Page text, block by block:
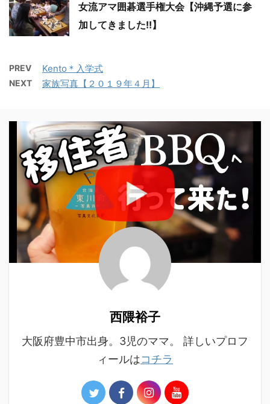
女流アマ囲碁選手権大会【沖縄予選に参
加してきました!!】
PREV Kento＊入学式
NEXT 家族写真【２０１９年４月】
西隈裕子
大阪府豊中市出身。3児のママ。 詳しいプロフ
ィールはコチラ